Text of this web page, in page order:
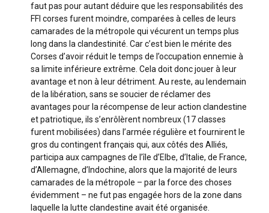
faut pas pour autant déduire que les responsabilités des
FFI corses furent moindre, comparées à celles de leurs
camarades de la métropole qui vécurent un temps plus
long dans la clandestinité. Car c’est bien le mérite des
Corses d’avoir réduit le temps de l’occupation ennemie à
sa limite inférieure extrême. Cela doit donc jouer à leur
avantage et non à leur détriment. Au reste, au lendemain
de la libération, sans se soucier de réclamer des
avantages pour la récompense de leur action clandestine
et patriotique, ils s’enrôlèrent nombreux (17 classes
furent mobilisées) dans l’armée régulière et fournirent le
gros du contingent français qui, aux côtés des Alliés,
participa aux campagnes de l’île d’Elbe, d’Italie, de France,
d’Allemagne, d’Indochine, alors que la majorité de leurs
camarades de la métropole – par la force des choses
évidemment – ne fut pas engagée hors de la zone dans
laquelle la lutte clandestine avait été organisée.